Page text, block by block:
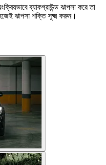
ব্যাকগ্রাউন্ড ঝাপসা করে তা
ঝাপসা শক্তি সূক্ষ্ম করুন।